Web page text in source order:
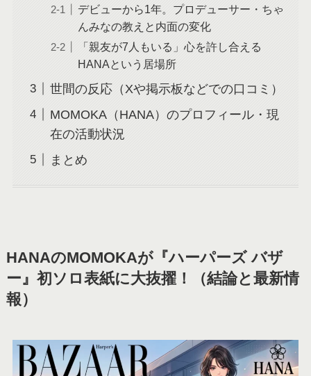
デビューから1年。プロデューサー・ちゃ
んみなの教えと内面の変化
「親友が7人もいる」心を許し合える
HANAという居場所
世間の反応（Xや掲示板などでの口コミ）
MOMOKA（HANA）のプロフィール・現
在の活動状況
まとめ
HANAのMOMOKAが『ハーパーズ バザ
ー』初ソロ表紙に大抜擢！（結論と最新情
報）